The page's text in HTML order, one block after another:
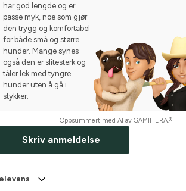
har god lengde og er
passe myk, noe som gjør
den trygg og komfortabel
for både små og større
hunder. Mange synes
også den er slitesterk og
tåler lek med tyngre
hunder uten å gå i
stykker.
Oppsummert med AI av GAMIFIERA.®
Skriv anmeldelse